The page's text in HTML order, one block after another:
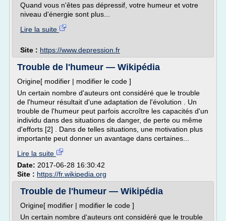
Quand vous n'êtes pas dépressif, votre humeur et votre
niveau d'énergie sont plus...
Lire la suite
Site : https://www.depression.fr
Trouble de l'humeur — Wikipédia
Origine[ modifier | modifier le code ]
Un certain nombre d'auteurs ont considéré que le trouble
de l'humeur résultait d'une adaptation de l'évolution . Un
trouble de l'humeur peut parfois accroître les capacités d'un
individu dans des situations de danger, de perte ou même
d'efforts [2] . Dans de telles situations, une motivation plus
importante peut donner un avantage dans certaines...
Lire la suite
Date: 2017-06-28 16:30:42
Site : https://fr.wikipedia.org
Trouble de l'humeur — Wikipédia
Origine[ modifier | modifier le code ]
Un certain nombre d'auteurs ont considéré que le trouble